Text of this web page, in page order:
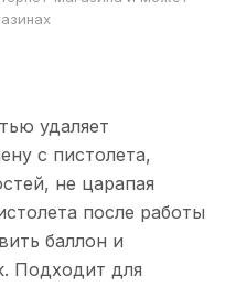
удаляет
с пистолета,
не царапая
после работы
баллон и
Подходит для